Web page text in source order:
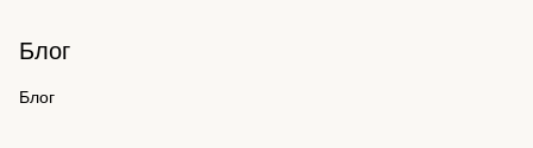
Блог
Блог